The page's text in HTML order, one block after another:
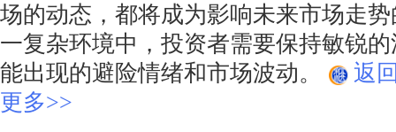
场的动态，都将成为影响未来市场走
一复杂环境中，投资者需要保持敏锐
能出现的避险情绪和市场波动。
返
更多>>